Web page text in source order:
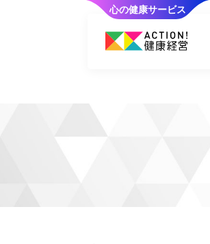
心の健康サービス